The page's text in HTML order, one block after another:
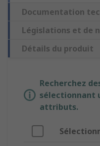
Documentation
Législations et de
Détails du produit
Recherchez
sélectionnant
attributs.